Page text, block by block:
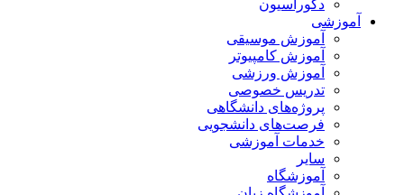
دکوراسیون
آموزشی
آموزش موسیقی
آموزش کامپیوتر
آموزش ورزشی
تدریس خصوصی
پروژه‌های دانشگاهی
فرصت‌های دانشجویی
خدمات آموزشی
سایر
آموزشگاه